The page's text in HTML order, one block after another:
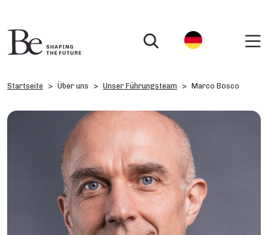
Startseite Über uns Unser Führungsteam Marco Bosco